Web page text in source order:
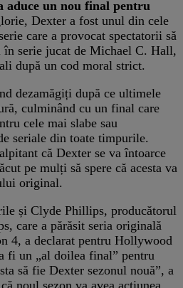
aduce un nou final pentru
Dexter a fost unul din cele
care a provocat spectatorii să
serie jucat de Michael C. Hall,
după un cod moral strict.
dezamăgiți după ce ultimele
culminând cu un final care
cele mai slabe sau
seriale din toate timpurile.
că Dexter se va întoarce
pe mulți să spere că acesta va
original.
și Clyde Phillips, producătorul
care a părăsit seria originală
4, a declarat pentru Hollywood
fi un „al doilea final” pentru
să fie Dexter sezonul nouă”, a
noul sezon va avea acțiunea